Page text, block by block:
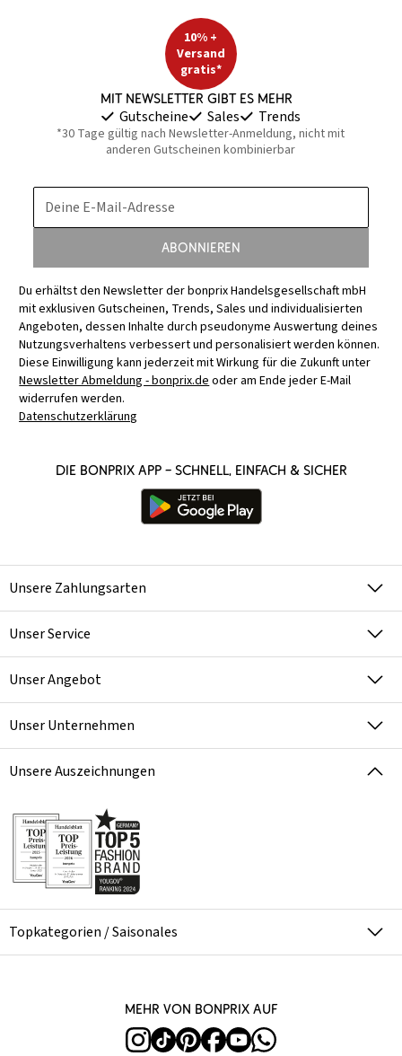
10% +
Versand
gratis*
Mit Newsletter gibt es mehr
Gutscheine Sales Trends
*30 Tage gültig nach Newsletter-Anmeldung, nicht mit
anderen Gutscheinen kombinierbar
Deine E-Mail-Adresse
Abonnieren
Du erhältst den Newsletter der bonprix Handelsgesellschaft mbH
mit exklusiven Gutscheinen, Trends, Sales und individualisierten
Angeboten, dessen Inhalte durch pseudonyme Auswertung deines
Nutzungsverhaltens verbessert und personalisiert werden können.
Diese Einwilligung kann jederzeit mit Wirkung für die Zukunft unter
Newsletter Abmeldung - bonprix.deoder am Ende jeder E-Mail
widerrufen werden.
Datenschutzerklärung
Die bonprix App – schnell, einfach & sicher
Unsere Zahlungsarten
Unser Service
Unser Angebot
Unser Unternehmen
Unsere Auszeichnungen
Topkategorien / Saisonales
Mehr von bonprix auf